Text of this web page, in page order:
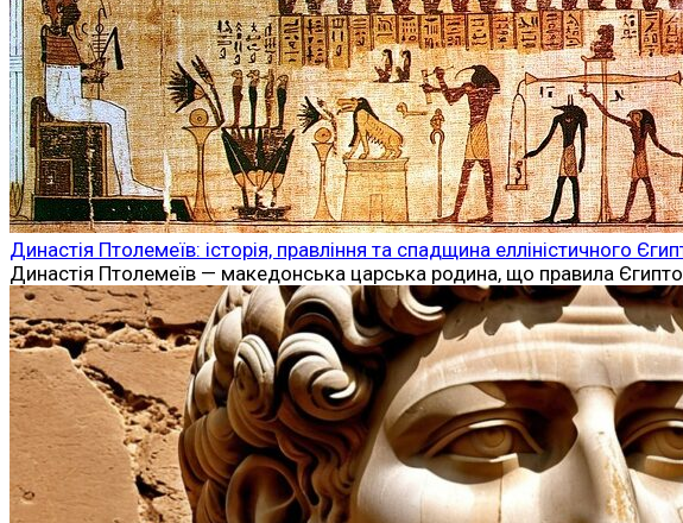
Династія Птолемеїв: історія, правління та спадщина елліністичного
Династія Птолемеїв — македонська царська родина, що правила